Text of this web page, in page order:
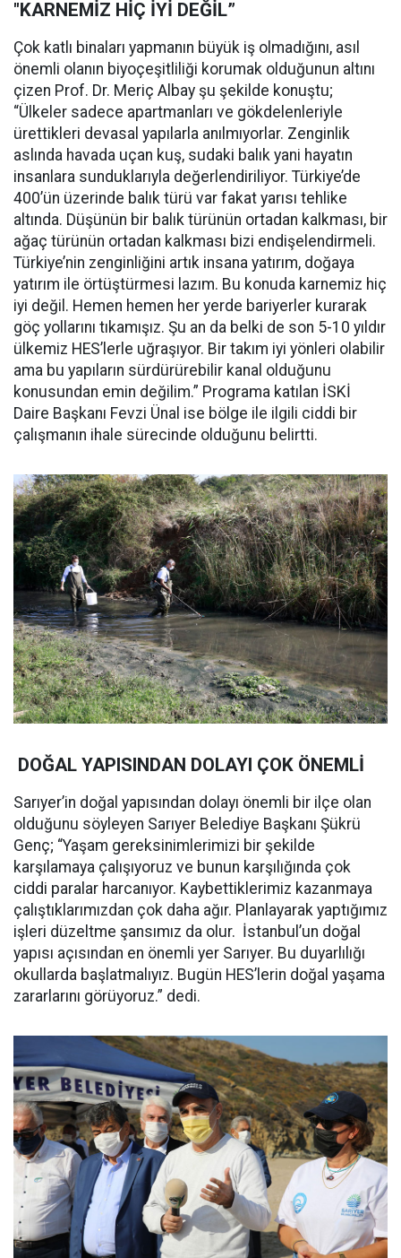
"KARNEMİZ HİÇ İYİ DEĞİL”
Çok katlı binaları yapmanın büyük iş olmadığını, asıl
önemli olanın biyoçeşitliliği korumak olduğunun altını
çizen Prof. Dr. Meriç Albay şu şekilde konuştu;
“Ülkeler sadece apartmanları ve gökdelenleriyle
ürettikleri devasal yapılarla anılmıyorlar. Zenginlik
aslında havada uçan kuş, sudaki balık yani hayatın
insanlara sunduklarıyla değerlendiriliyor. Türkiye’de
400’ün üzerinde balık türü var fakat yarısı tehlike
altında. Düşünün bir balık türünün ortadan kalkması, bir
ağaç türünün ortadan kalkması bizi endişelendirmeli.
Türkiye’nin zenginliğini artık insana yatırım, doğaya
yatırım ile örtüştürmesi lazım. Bu konuda karnemiz hiç
iyi değil. Hemen hemen her yerde bariyerler kurarak
göç yollarını tıkamışız. Şu an da belki de son 5-10 yıldır
ülkemiz HES’lerle uğraşıyor. Bir takım iyi yönleri olabilir
ama bu yapıların sürdürürebilir kanal olduğunu
konusundan emin değilim.” Programa katılan İSKİ
Daire Başkanı Fevzi Ünal ise bölge ile ilgili ciddi bir
çalışmanın ihale sürecinde olduğunu belirtti.
DOĞAL YAPISINDAN DOLAYI ÇOK ÖNEMLİ
Sarıyer’in doğal yapısından dolayı önemli bir ilçe olan
olduğunu söyleyen Sarıyer Belediye Başkanı Şükrü
Genç; “Yaşam gereksinimlerimizi bir şekilde
karşılamaya çalışıyoruz ve bunun karşılığında çok
ciddi paralar harcanıyor. Kaybettiklerimiz kazanmaya
çalıştıklarımızdan çok daha ağır. Planlayarak yaptığımız
işleri düzeltme şansımız da olur. İstanbul’un doğal
yapısı açısından en önemli yer Sarıyer. Bu duyarlılığı
okullarda başlatmalıyız. Bugün HES’lerin doğal yaşama
zararlarını görüyoruz.” dedi.